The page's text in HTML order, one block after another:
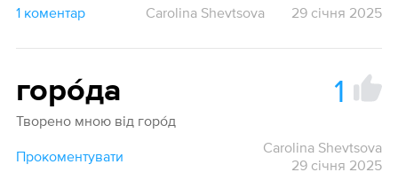
1 коментар Carolina Shevtsova 29 січня 2025
горо́да 1
Творено мною від горо́д
Прокоментувати
Carolina Shevtsova
29 січня 2025